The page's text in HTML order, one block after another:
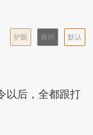
默认
夜间
护眼
以后，全都跟打